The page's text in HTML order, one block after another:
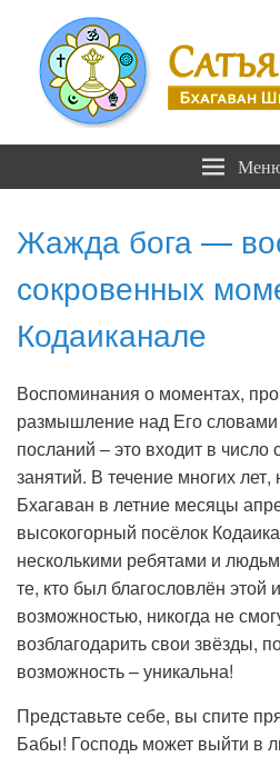
Сатья Саи .RU
Жажда бога —
сокровенных
Кодаиканале
Воспоминания о моментах,
размышление над Его
посланий – это входит в
занятий. В течение многих
Бхагаван в летние месяцы
высокогорный посёлок
несколькими ребятами и
те, кто был благословлён этой
возможностью, никогда не
возблагодарить свои звёзды,
возможность – уникальна!
Представьте себе, вы спите
Бабы! Господь может выйти в